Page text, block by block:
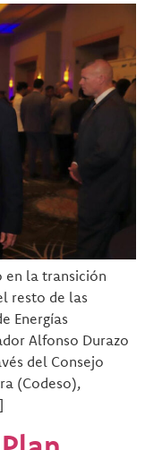
en la transición
resto de las
Energías
Alfonso Durazo
del Consejo
(Codeso),